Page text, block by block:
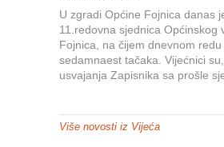
U zgradi Općine Fojnica danas
11.redovna sjednica Općinskog
Fojnica, na čijem dnevnom redu
sedamnaest tačaka. Vijećnici
usvajanja Zapisnika sa prošle
Više novosti iz Vijeća